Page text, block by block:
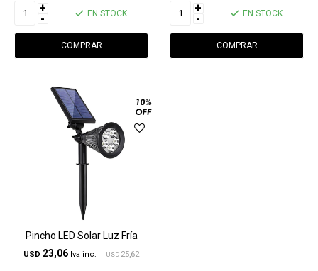
+
- EN STOCK +
- EN STOCK
Pincho LED Solar Luz Fría
USD 23,06 USD 25,62